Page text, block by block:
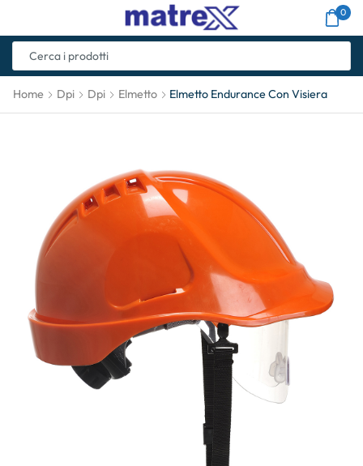
0
Home Dpi Dpi Elmetto Elmetto Endurance Con Visiera